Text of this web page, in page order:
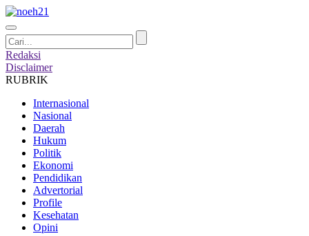
Redaksi
Disclaimer
RUBRIK
Internasional
Nasional
Daerah
Hukum
Politik
Ekonomi
Pendidikan
Advertorial
Profile
Kesehatan
Opini